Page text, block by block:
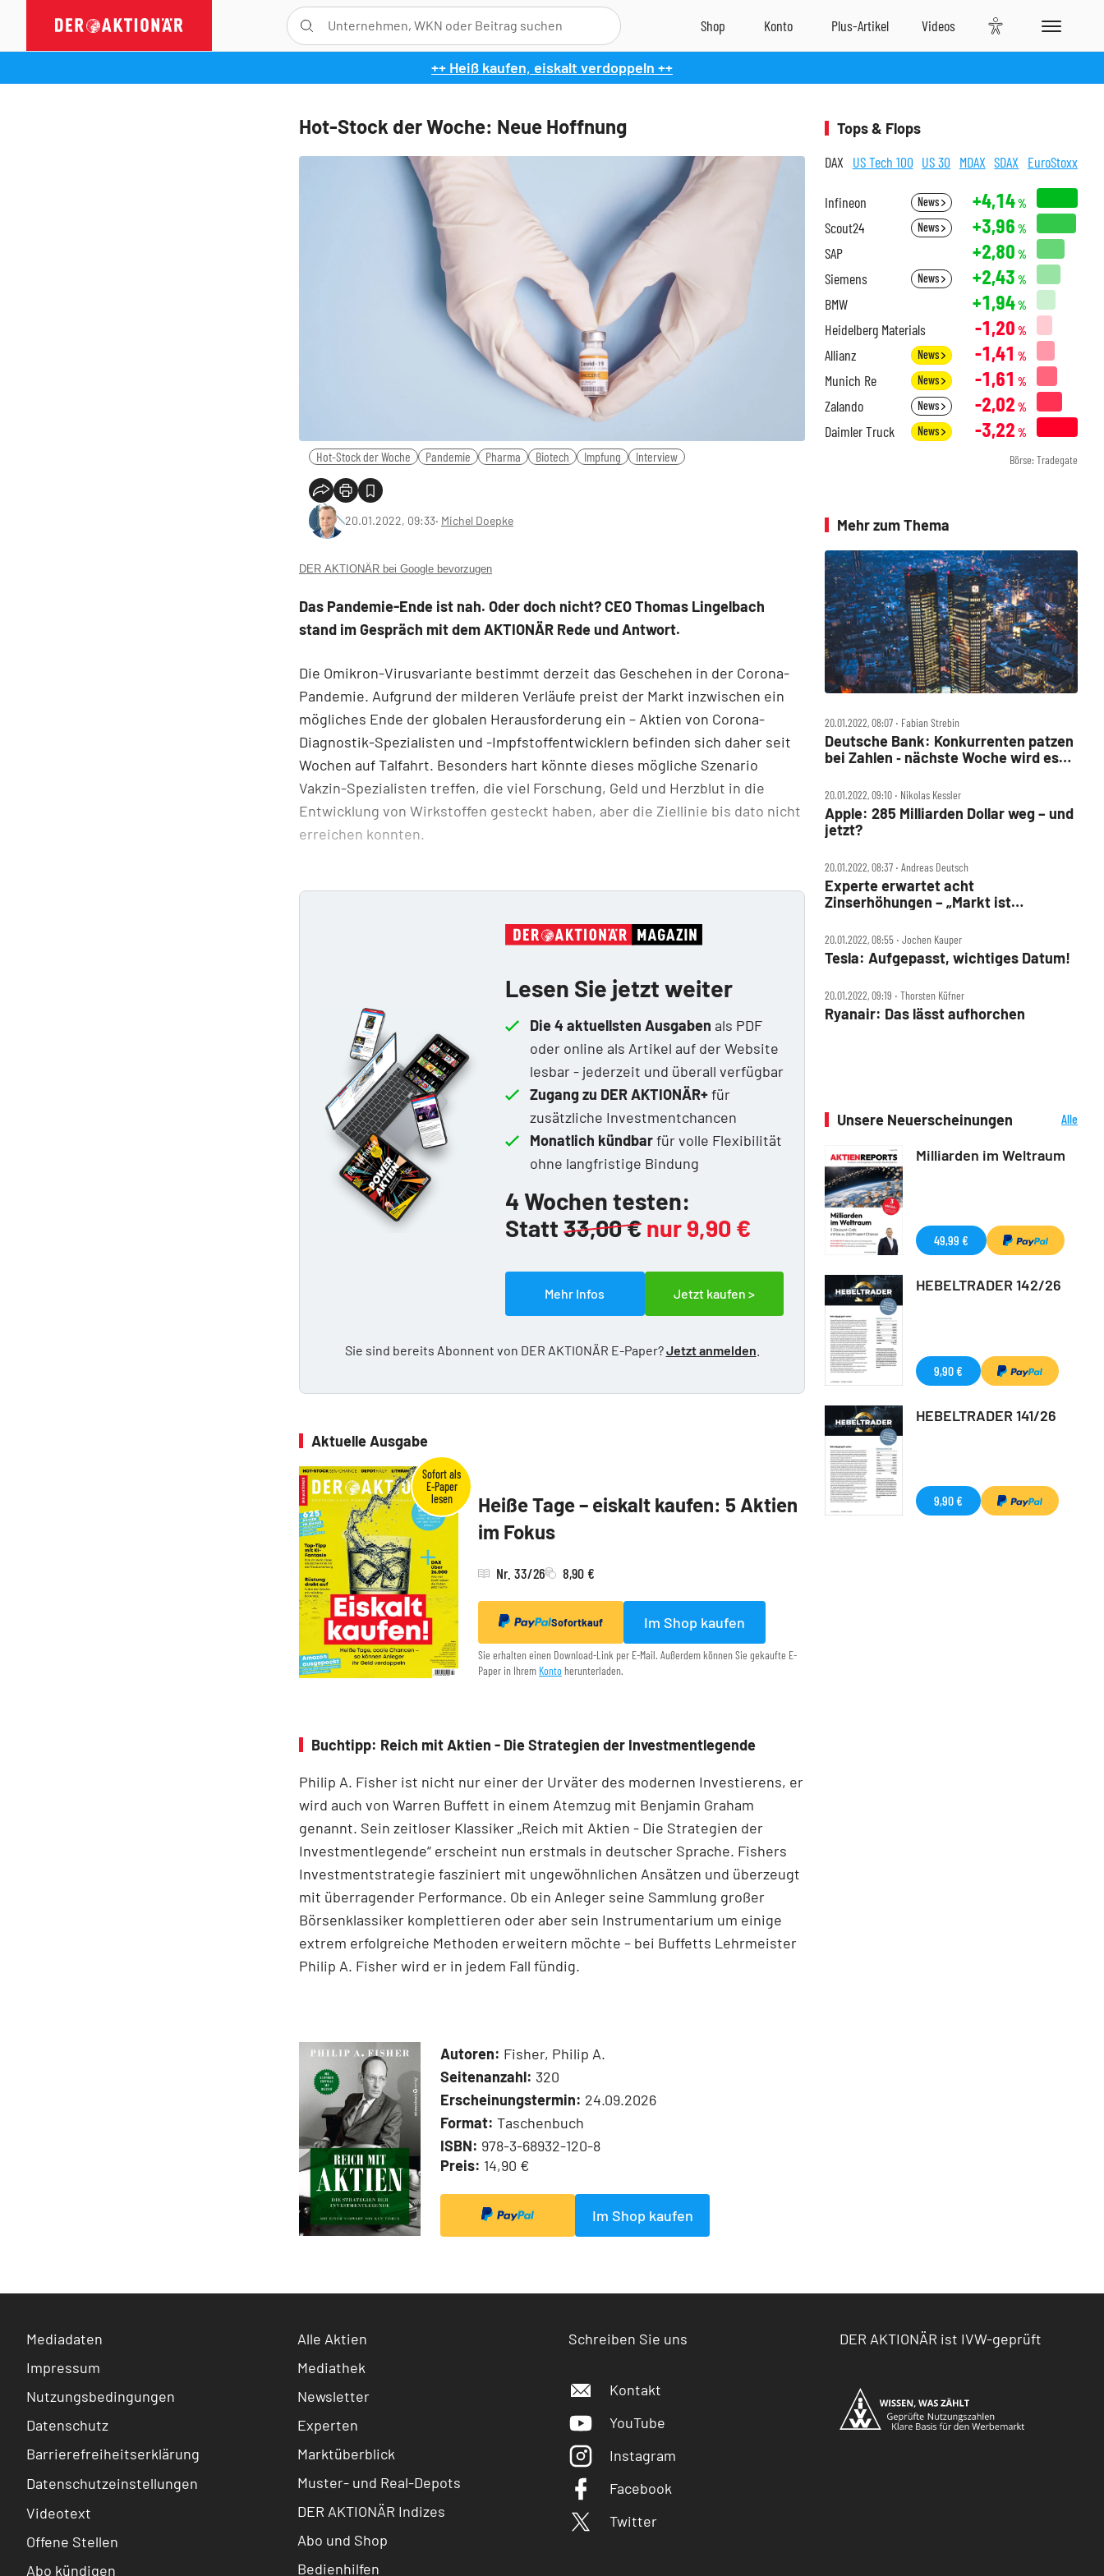
++ Heiß kaufen, eiskalt verdoppeln ++
Hot-Stock der Woche: Neue Hoffnung
Hot-Stock der Woche Pandemie Pharma Biotech Impfung Interview
20.01.2022, 09:33‧ Michel Doepke
DER AKTIONÄR bei Google bevorzugen
Das Pandemie-Ende ist nah. Oder doch nicht? CEO Thomas Lingelbach
stand im Gespräch mit dem AKTIONÄR Rede und Antwort.
Die Omikron-Virusvariante bestimmt derzeit das Geschehen in der Corona­-
Pandemie. Aufgrund der milderen Verläufe preist der Markt inzwischen ein
mögliches Ende der globalen Herausforderung ein – Aktien von Corona-
Diagnostik-­Spezialisten und -Impfstoffentwicklern befinden sich daher seit
Wochen auf Talfahrt. Besonders hart könnte dieses mögliche Szenario
Vakzin-Spezialisten treffen, die viel Forschung, Geld und Herzblut in die
Entwicklung von Wirkstoffen gesteckt haben, aber die Ziellinie bis dato nicht
erreichen konnten.
Lesen Sie jetzt weiter
Die 4 aktuellsten Ausgaben als PDF
oder online als Artikel auf der Website
lesbar - jederzeit und überall verfügbar
Zugang zu DER AKTIONÄR+für
zusätzliche Investmentchancen
Monatlich kündbarfür volle Flexibilität
ohne langfristige Bindung
4 Wochen testen:
Statt 33,00 € nur 9,90 €
Mehr Infos Jetzt kaufen >
Sie sind bereits Abonnent von DER AKTIONÄR E-Paper?Jetzt anmelden
Aktuelle Ausgabe
Heiße Tage – eiskalt kaufen: 5 Aktien
im Fokus
Nr. 33/26 8,90 €
Sofortkauf Im Shop kaufen
Sie erhalten einen Download-Link per E-Mail. Außerdem können Sie gekaufte E-
Paper in Ihrem Konto herunterladen.
Buchtipp: Reich mit Aktien - Die Strategien der Investmentlegende
Philip A. Fisher ist nicht nur einer der Urväter des modernen Investierens, er
wird auch von Warren Buffett in einem Atemzug mit Benjamin Graham
genannt. Sein zeitloser Klassiker „Reich mit Aktien - Die Strategien der
Investmentlegende“ erscheint nun erstmals in deutscher Sprache. Fishers
Investmentstrategie fasziniert mit ungewöhnlichen Ansätzen und überzeugt
mit überragender Performance. Ob ein Anleger seine Sammlung großer
Börsenklassiker komplettieren oder aber sein Instrumentarium um einige
extrem erfolgreiche Methoden erweitern möchte – bei Buffetts Lehrmeister
Philip A. Fisher wird er in jedem Fall fündig.
Autoren: Fisher, Philip A.
Seitenanzahl: 320
Erscheinungstermin: 24.09.2026
Format: Taschenbuch
ISBN: 978-3-68932-120-8
Preis: 14,90 €
Im Shop kaufen
Tops & Flops
DAX US Tech 100 US 30 MDAX SDAX EuroStoxx
Infineon News +4,14%
Scout24 News +3,96 %
SAP +2,80 %
Siemens News +2,43 %
BMW +1,94%
Heidelberg Materials -1,20 %
Allianz News -1,41 %
Munich Re News -1,61 %
Zalando News -2,02 %
Daimler Truck News -3,22 %
Börse: Tradegate
Mehr zum Thema
20.01.2022, 08:07 ‧ Fabian Strebin
Deutsche Bank: Konkurrenten patzen
bei Zahlen ‑ nächste Woche wird es
20.01.2022, 09:10 ‧ Nikolas Kessler
Apple: 285 Milliarden Dollar weg – und
jetzt?
20.01.2022, 08:37 ‧ Andreas Deutsch
Experte erwartet acht
Zinserhöhungen – „Markt ist
20.01.2022, 08:55 ‧ Jochen Kauper
Tesla: Aufgepasst, wichtiges Datum!
20.01.2022, 09:19 ‧ Thorsten Küfner
Ryanair: Das lässt aufhorchen
Unsere Neuerscheinungen
Alle
Milliarden im Weltraum
49,99 €
HEBELTRADER 142/26
9,90 €
HEBELTRADER 141/26
9,90 €
Mediadaten
Impressum
Nutzungsbedingungen
Datenschutz
Barrierefreiheitserklärung
Datenschutzeinstellungen
Videotext
Offene Stellen
Abo kündigen
Alle Aktien
Mediathek
Newsletter
Experten
Marktüberblick
Muster- und Real-Depots
DER AKTIONÄR Indizes
Abo und Shop
Bedienhilfen
Schreiben Sie uns
Kontakt
YouTube
Instagram
Facebook
Twitter
DER AKTIONÄR ist IVW-geprüft